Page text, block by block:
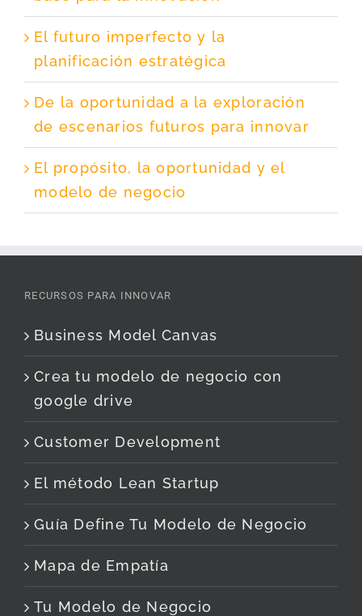
El futuro imperfecto y la
planificación estratégica
De la oportunidad a la exploración
de escenarios futuros para innovar
El propósito, la oportunidad y el
modelo de negocio
RECURSOS PARA INNOVAR
Business Model Canvas
Crea tu modelo de negocio con
google drive
Customer Development
El método Lean Startup
Guía Define Tu Modelo de Negocio
Mapa de Empatía
Tu Modelo de Negocio